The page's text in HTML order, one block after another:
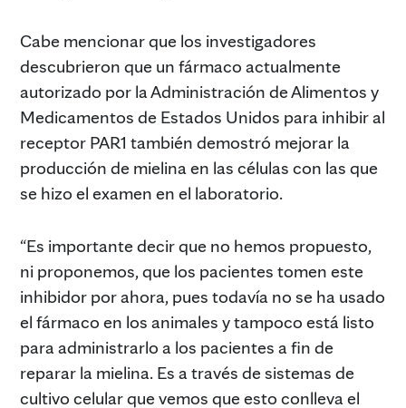
Cabe mencionar que los investigadores
descubrieron que un fármaco actualmente
autorizado por la Administración de Alimentos y
Medicamentos de Estados Unidos para inhibir al
receptor PAR1 también demostró mejorar la
producción de mielina en las células con las que
se hizo el examen en el laboratorio.
“Es importante decir que no hemos propuesto,
ni proponemos, que los pacientes tomen este
inhibidor por ahora, pues todavía no se ha usado
el fármaco en los animales y tampoco está listo
para administrarlo a los pacientes a fin de
reparar la mielina. Es a través de sistemas de
cultivo celular que vemos que esto conlleva el